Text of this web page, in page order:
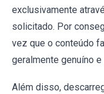
exclusivamente
solicitado. Por
vez que o conteúdo
geralmente genuíno
Além disso,